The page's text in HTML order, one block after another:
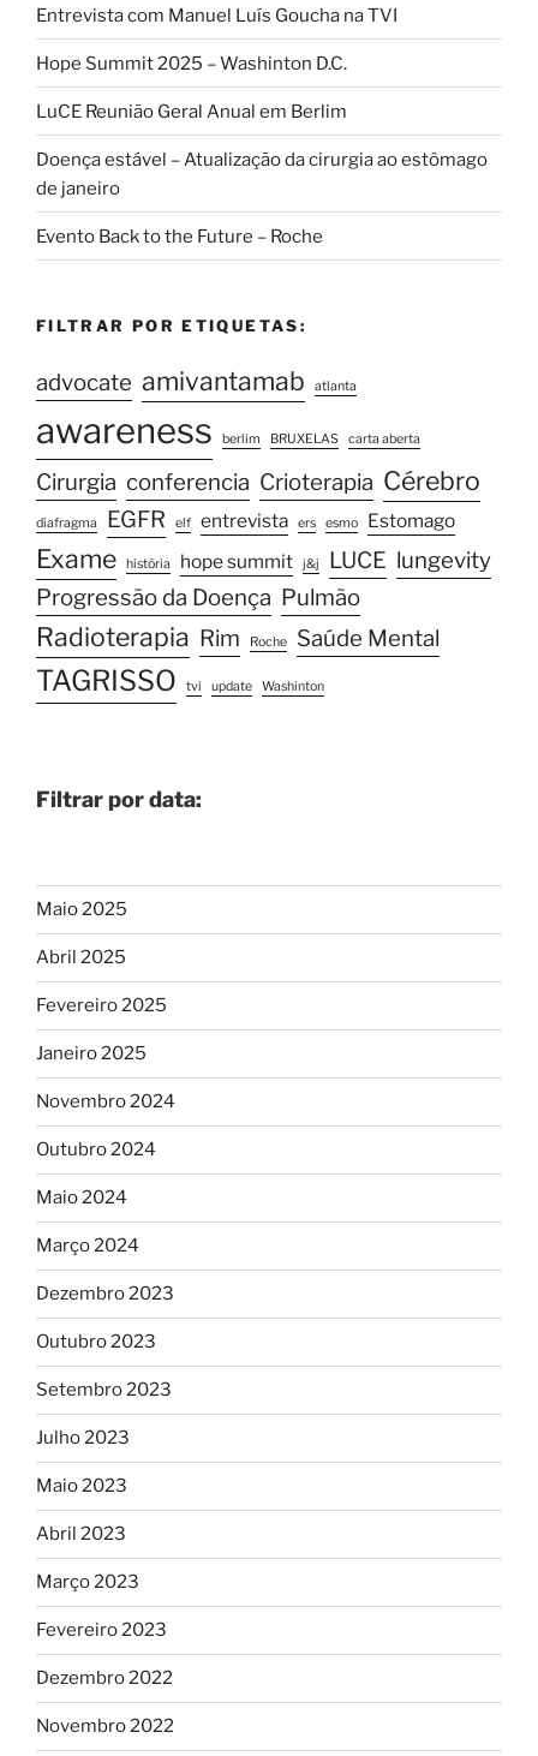
Entrevista com Manuel Luís Goucha na TVI
Hope Summit 2025 – Washinton D.C.
LuCE Reunião Geral Anual em Berlim
Doença estável – Atualização da cirurgia ao estômago
de janeiro
Evento Back to the Future – Roche
FILTRAR POR ETIQUETAS:
advocate amivantamab atlanta
awareness berlim BRUXELAS carta aberta
Cirurgia conferencia Crioterapia Cérebro
diafragma EGFR elf entrevista ers esmo Estomago
Exame história hope summit j&j LUCE lungevity
Progressão da Doença Pulmão
Radioterapia Rim Roche Saúde Mental
TAGRISSO tvi update Washinton
Filtrar por data:
Maio 2025
Abril 2025
Fevereiro 2025
Janeiro 2025
Novembro 2024
Outubro 2024
Maio 2024
Março 2024
Dezembro 2023
Outubro 2023
Setembro 2023
Julho 2023
Maio 2023
Abril 2023
Março 2023
Fevereiro 2023
Dezembro 2022
Novembro 2022